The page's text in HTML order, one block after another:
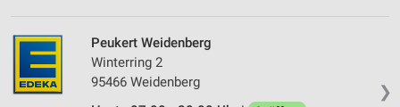
❯
Peukert Weidenberg
Winterring 2
95466 Weidenberg